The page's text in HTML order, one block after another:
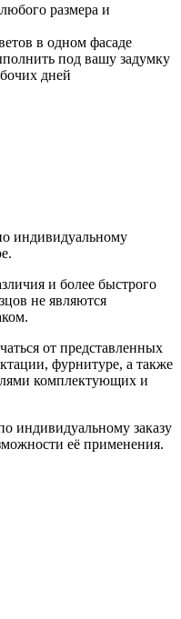
размера и
в одном фасаде
под вашу задумку
дней
индивидуальному
и более быстрого
не являются
от представленных
фурнитуре, а также
комплектующих и
индивидуальному заказу
её применения.